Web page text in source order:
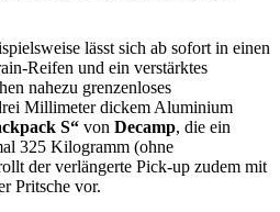
lässt sich ab sofort in einen
Reifen und ein verstärktes
nahezu grenzenloses
Millimeter dickem Aluminium
S“ von Decamp, die ein
325 Kilogramm (ohne
der verlängerte Pick-up zudem mit
Pritsche vor.